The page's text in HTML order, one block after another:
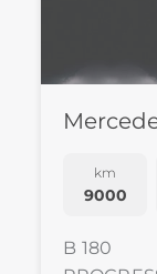
km
9000
B 180